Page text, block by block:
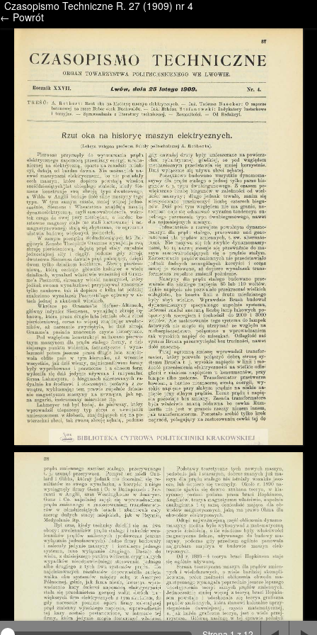
/* */ /* */ /* pliki_strona_po_stronie */
Czasopismo Techniczne R. 27 (1909) nr 4
← Powrót
Na stronie wykorzystywane są pliki cookie, bądź
podobne rozwiązania. Aby poznać szczegóły zapoznaj
się zpolityką prywatności.